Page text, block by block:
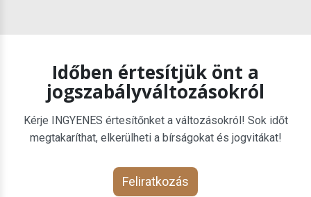
Időben értesítjük önt a
jogszabályváltozásokról
Kérje INGYENES értesítőnket a változásokról! Sok időt
megtakaríthat, elkerülheti a bírságokat és jogvitákat!
Feliratkozás